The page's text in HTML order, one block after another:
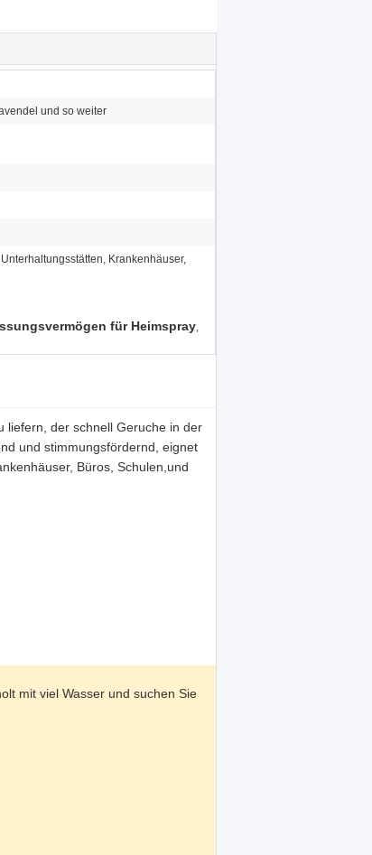
und so weiter
Krankenhäuser,
für Heimspray,
liefern, der schnell Geruche in der
und stimmungsfördernd, eignet
Büros, Schulen,und
mit viel Wasser und suchen Sie